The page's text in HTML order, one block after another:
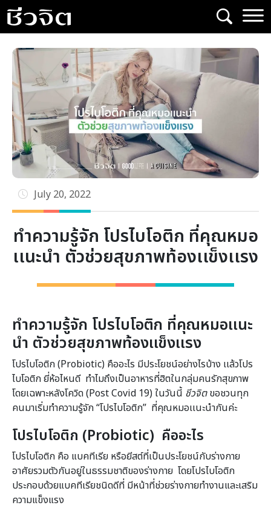
Skip
to
content
July 20, 2022
ทำความรู้จัก โปรไบโอติก ที่คุณหมอ
เเนะนำ ตัวช่วยสุขภาพท้องเเข็งเเรง
ทำความรู้จัก โปรไบโอติก ที่คุณหมอเเนะ
นำ ตัวช่วยสุขภาพท้องเเข็งเเรง
โปรไบโอติก (Probiotic) คืออะไร มีประโยชน์อย่างไรบ้าง เเล้วโปร
ไบโอติก ยี่ห้อไหนดี ทำไมถึงเป็นอาหารที่ฮิตในกลุ่มคนรักสุขภาพ
โดยเฉพาะหลังโควิด (Post Covid 19) ในวันนี้ ชีวจิตขอชวนทุก
คนมาเริ่มทำความรู้จัก “โปรไบโอติก” ที่คุณหมอเเนะนำกันค่ะ
โปรไบโอติก (Probiotic) คืออะไร
โปรไบโอติก คือ แบคทีเรีย หรือยีสต์ที่เป็นประโยชน์กับร่างกาย
อาศัยรวมตัวกันอยู่ในธรรมชาติของร่างกาย โดยโปรไบโอติก
ประกอบด้วยแบคทีเรียชนิดดีที่ มีหน้าที่ช่วยร่างกายทำงานและเสริม
ความแข็งแรง